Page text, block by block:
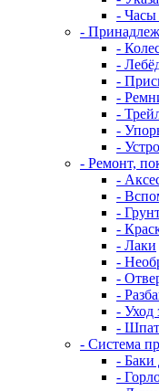
- Часы
-
-
-
-
-
-
-
-
- Ремонт,
-
-
-
-
- Лаки
-
-
-
- Уход
-
- Система
- Баки
-